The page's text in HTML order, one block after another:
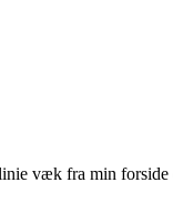
væk fra min